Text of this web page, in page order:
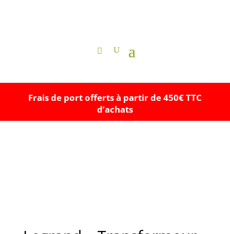
Frais de port offerts à partir de 450€ TTC
d’achats